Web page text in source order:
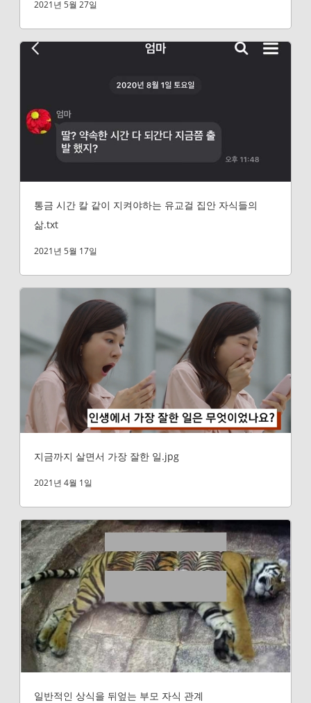
2021년 5월 27일
통금 시간 칼 같이 지켜야하는 유교걸 집안 자식들의
삶.txt
2021년 5월 17일
지금까지 살면서 가장 잘한 일.jpg
2021년 4월 1일
일반적인 상식을 뒤엎는 부모 자식 관계